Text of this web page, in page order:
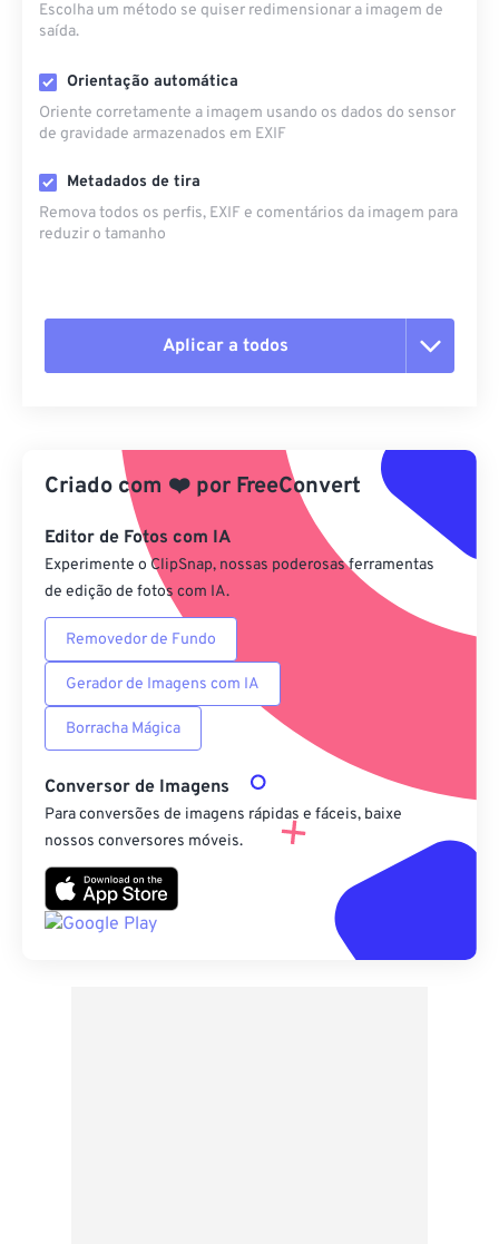
Escolha um método se quiser redimensionar a imagem de
saída.
Orientação automática
Oriente corretamente a imagem usando os dados do sensor
de gravidade armazenados em EXIF
Metadados de tira
Remova todos os perfis, EXIF ​​e comentários da imagem para
reduzir o tamanho
Aplicar a todos
Aplicar a partir da predefinição
Salvar como predefinição
Criado com ❤️ por FreeConvert
Editor de Fotos com IA
Experimente o ClipSnap, nossas poderosas ferramentas
de edição de fotos com IA.
Removedor de Fundo
Gerador de Imagens com IA
Borracha Mágica
Conversor de Imagens
Para conversões de imagens rápidas e fáceis, baixe
nossos conversores móveis.